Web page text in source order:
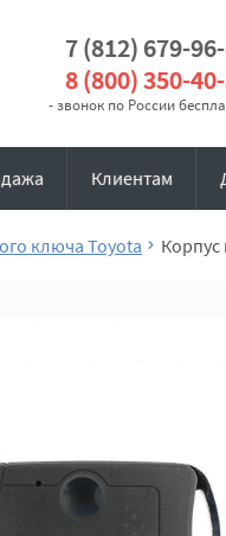
7 (812) 679-
8 (800) 350-
- звонок по России
Клиентам
ключа Toyota Корпус